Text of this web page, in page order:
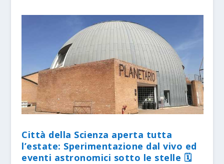
Città della Scienza aperta tutta
l’estate: Sperimentazione dal vivo ed
eventi astronomici sotto le stelle 🗓